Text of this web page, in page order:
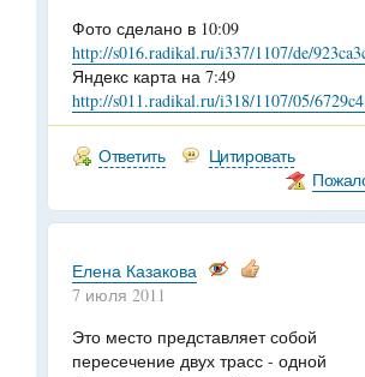
Фото сделано в 10:09
http://s016.radikal.ru/i337/1107/de/
Яндекс карта на 7:49
http://s011.radikal.ru/i318/1107/05/
Ответить
Цитировать
Елена Казакова
7 июля 2011
Это место представляет собой
пересечение двух трасс - одной